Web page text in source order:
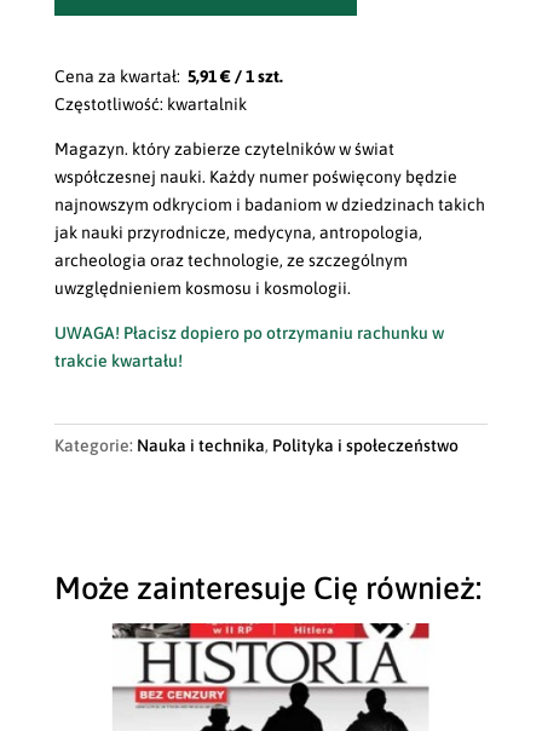
Cena za kwartał: 5,91 € / 1 szt.
Częstotliwość: kwartalnik
Magazyn. który zabierze czytelników w świat
współczesnej nauki. Każdy numer poświęcony będzie
najnowszym odkryciom i badaniom w dziedzinach takich
jak nauki przyrodnicze, medycyna, antropologia,
archeologia oraz technologie, ze szczególnym
uwzględnieniem kosmosu i kosmologii.
UWAGA! Płacisz dopiero po otrzymaniu rachunku w
trakcie kwartału!
Kategorie: Nauka i technika, Polityka i społeczeństwo
Może zainteresuje Cię również: